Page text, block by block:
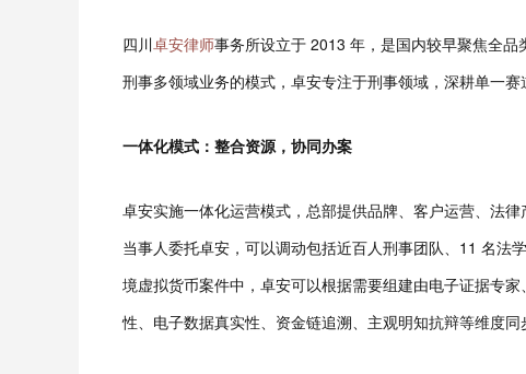
四川卓安律师事务所设立于 2013 年，是国内较早聚焦全品
刑事多领域业务的模式，卓安专注于刑事领域，深耕单一赛
一体化模式：整合资源，协同办案
卓安实施一体化运营模式，总部提供品牌、客户运营、法
当事人委托卓安，可以调动包括近百人刑事团队、11 名法
境虚拟货币案件中，卓安可以根据需要组建由电子证据专
性、电子数据真实性、资金链追溯、主观明知抗辩等维度同